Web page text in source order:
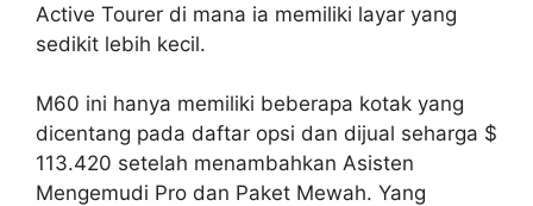
Active Tourer di mana ia memiliki layar yang
sedikit lebih kecil.
M60 ini hanya memiliki beberapa kotak yang
dicentang pada daftar opsi dan dijual seharga $
113.420 setelah menambahkan Asisten
Mengemudi Pro dan Paket Mewah. Yang